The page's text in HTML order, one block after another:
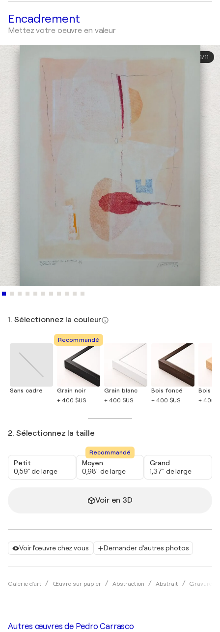
Voir l'œuvre chez vous Demander d'autres photos
Galerie d'art Œuvre sur papier Abstraction Abstrait Gravure
Encadrement
Mettez votre oeuvre en valeur
1/11
1. Sélectionnez la couleur
Sans cadre
Recommandé
Grain noir
+ 400 $US
Grain blanc
+ 400 $US
Bois foncé
+ 400 $US
Bois
+ 400
2. Sélectionnez la taille
Petit
0,59" de large
Recommandé
Moyen
0,98" de large
Grand
1,37" de large
Voir en 3D
Autres œuvres de Pedro Carrasco